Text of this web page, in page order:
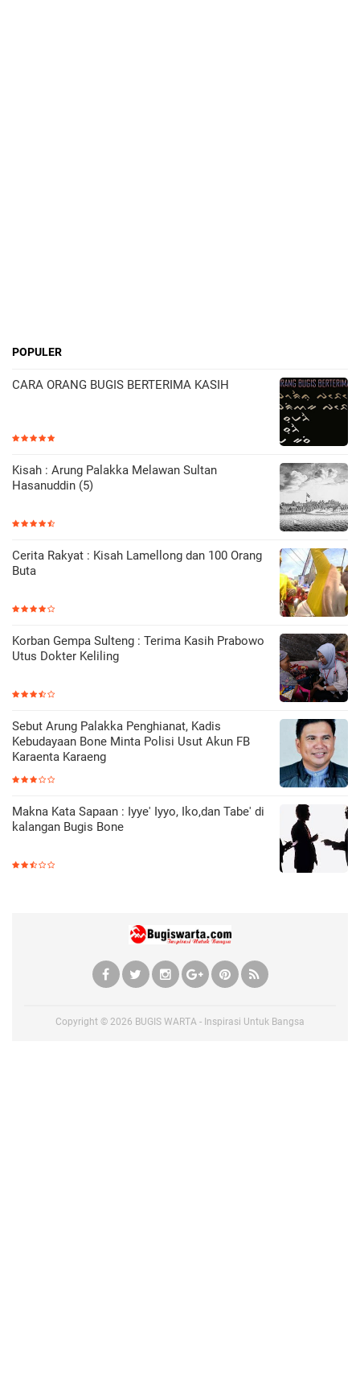
POPULER
CARA ORANG BUGIS BERTERIMA KASIH
Kisah : Arung Palakka Melawan Sultan
Hasanuddin (5)
Cerita Rakyat : Kisah Lamellong dan 100 Orang
Buta
Korban Gempa Sulteng : Terima Kasih Prabowo
Utus Dokter Keliling
Sebut Arung Palakka Penghianat, Kadis
Kebudayaan Bone Minta Polisi Usut Akun FB
Karaenta Karaeng
Makna Kata Sapaan : Iyye' Iyyo, Iko,dan Tabe' di
kalangan Bugis Bone
Copyright © 2026 BUGIS WARTA - Inspirasi Untuk Bangsa